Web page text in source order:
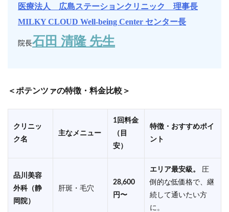
医療法人 広島ステーションクリニック 理事長
MILKY CLOUD Well-being Center センター長
院長石田 清隆 先生
＜ポテンツァの特徴・料金比較＞
クリニッ
ク名
主なメニュー
1回料金
（目
安）
特徴・おすすめポイ
ント
品川美容
外科（静
岡院）
肝斑・毛穴
28,600
円〜
エリア最安級。
圧
倒的な低価格で、継
続して通いたい方
に。